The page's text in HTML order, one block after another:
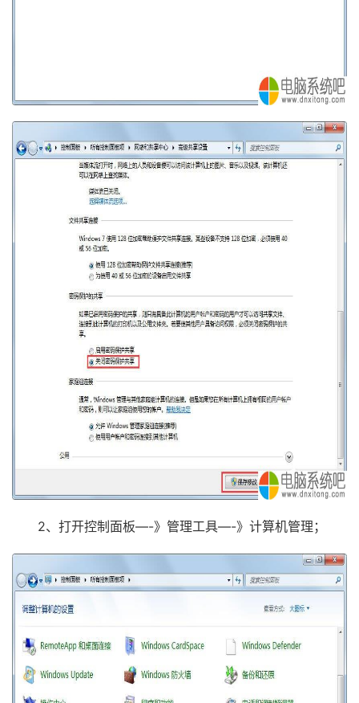
2、打开控制面板—-》管理工具—-》计算机管理；